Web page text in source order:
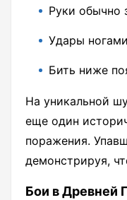
Руки обычно
Удары
Бить ниже
На уникальной
еще один
поражения.
демонстрируя,
Бои в Древней